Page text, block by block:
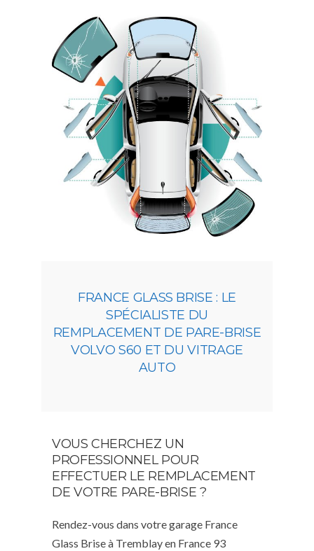
FRANCE GLASS BRISE : LE
SPÉCIALISTE DU
REMPLACEMENT DE PARE-BRISE
VOLVO S60 ET DU VITRAGE
AUTO
VOUS CHERCHEZ UN
PROFESSIONNEL POUR
EFFECTUER LE REMPLACEMENT
DE VOTRE PARE-BRISE ?
Rendez-vous dans votre garage France
Glass Brise à Tremblay en France 93